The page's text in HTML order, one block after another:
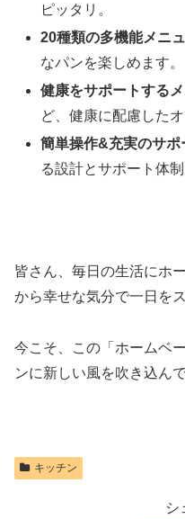
ピッタリ。
20種類の多機能メニ
なパンを楽しめます。
健康をサポートする
ど、健康に配慮した
簡単操作&充実のサポ
る設計とサポート体制
皆さん、毎日の生活にホ
から幸せな気分で一日を
今こそ、この「ホームベ
ンに新しい風を吹き込ん
キッチン
シ